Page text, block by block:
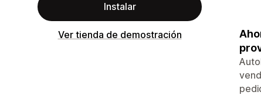
Instalar
Ver tienda de demostración